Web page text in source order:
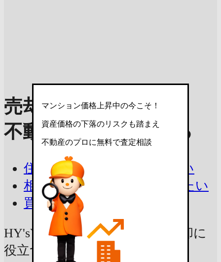
売却理由を選んで
不動産査定を依頼する
住み替えで今の家を売りたい
相続したマンションを売りたい
買取を相談したい
HY'sYOKOHAMALIGAREの売却に
役立つ情報をチェック！
マンション価格上昇中の今こそ！
資産価格の下落のリスクも踏まえ
不動産のプロに無料で査定相談